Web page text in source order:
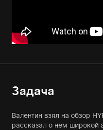
Задача
Валентин взял на обзор
рассказал о нем широкой